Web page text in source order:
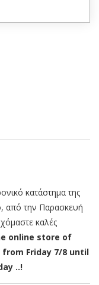
κατάστημα της
από την Παρασκευή
καλές
online store of
Friday 7/8 until
..!